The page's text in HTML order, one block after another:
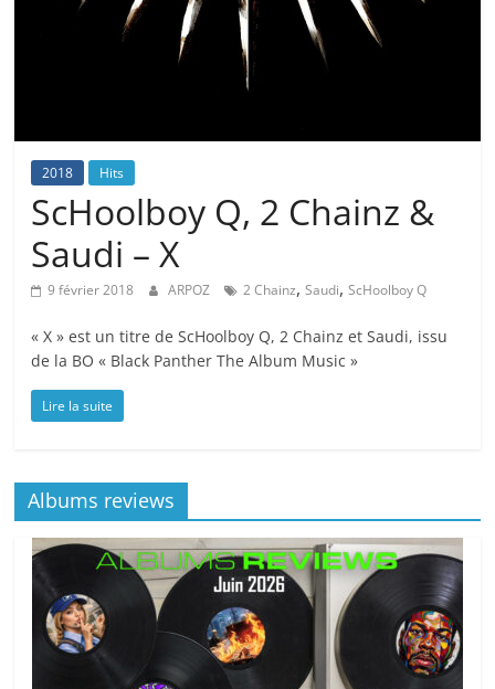
2018 Hits
ScHoolboy Q, 2 Chainz &
Saudi – X
9 février 2018 ARPOZ 2 Chainz,Saudi,ScHoolboy Q
« X » est un titre de ScHoolboy Q, 2 Chainz et Saudi, issu
de la BO « Black Panther The Album Music »
Lire la suite
Albums reviews